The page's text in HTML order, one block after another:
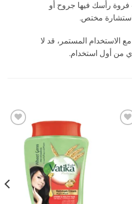
فروة رأسك فيها جروح أو
مختص.
الاستخدام المستمر، قد لا
من أول استخدام.
المفضلة